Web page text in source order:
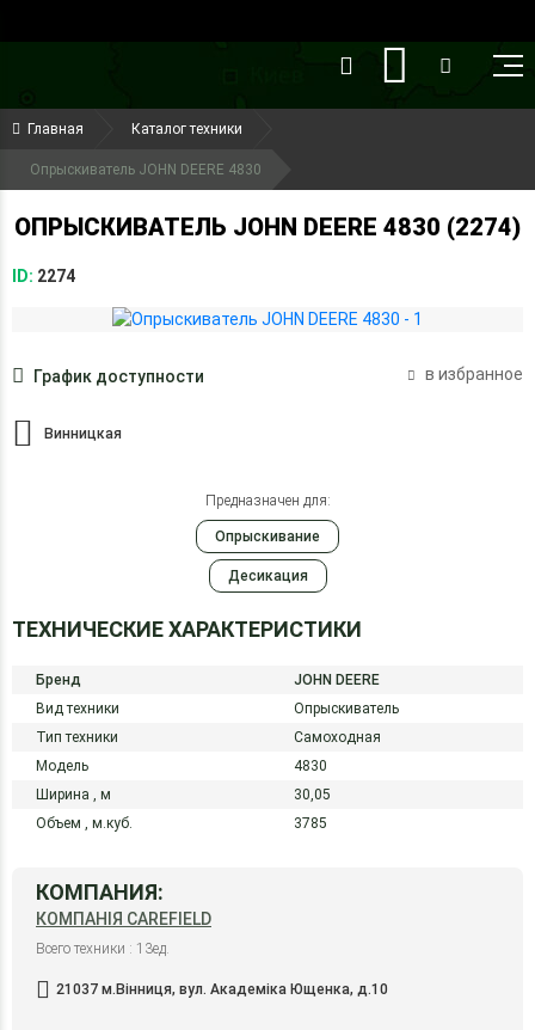
(099) 644-79-22
(050) 416-93-27
Главная Каталог техники
Опрыскиватель JOHN DEERE 4830
ОПРЫСКИВАТЕЛЬ JOHN DEERE 4830 (2274)
ID: 2274
График доступности в избранное
Винницкая
Предназначен для:
Опрыскивание
Десикация
ТЕХНИЧЕСКИЕ ХАРАКТЕРИСТИКИ
Бренд
JOHN DEERE
Вид техники
Опрыскиватель
Тип техники
Самоходная
Модель
4830
Ширина , м
30,05
Объем , м.куб. 3785
КОМПАНИЯ:
КОМПАНІЯ CAREFIELD
Всего техники : 13ед.
21037 м.Вінниця, вул. Академіка Ющенка, д.10